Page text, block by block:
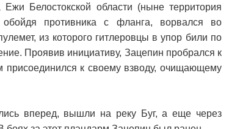
Белостокской области (ныне территория
противника с фланга, ворвался во
из которого гитлеровцы в упор били по
Проявив инициативу, Зацепин пробрался к
присоединился к своему взводу, очищающему
вперед, вышли на реку Буг, а еще через